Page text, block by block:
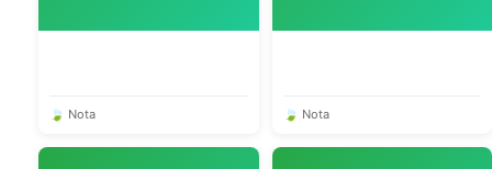
🍃 Nota 🍃 Nota